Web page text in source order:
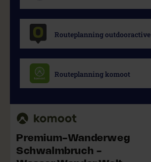
Routeplanning outdooractive
Routeplanning komoot